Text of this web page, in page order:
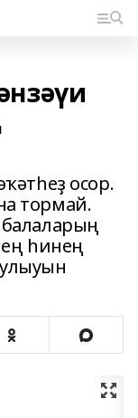
осор.
тормай.
һинең